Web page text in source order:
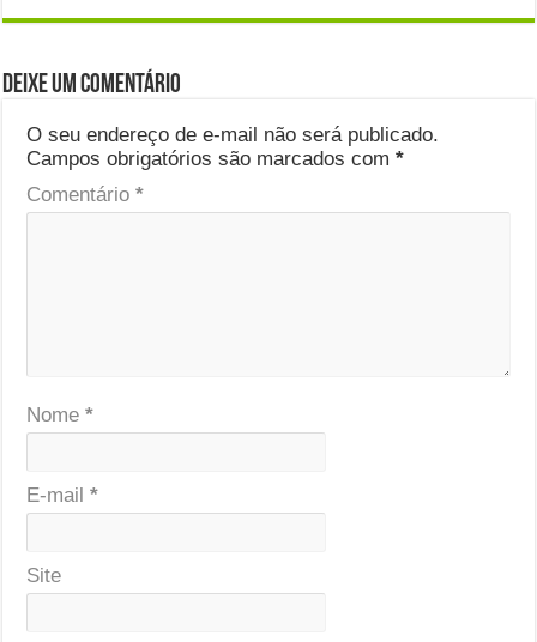
Deixe um comentário
O seu endereço de e-mail não será publicado.
Campos obrigatórios são marcados com*
Comentário*
Nome*
E-mail*
Site